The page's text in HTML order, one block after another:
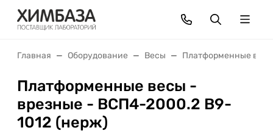
Главная Оборудование Весы Платформенные весы
Платформенные весы -
врезные - ВСП4-2000.2 В9-
1012 (нерж)